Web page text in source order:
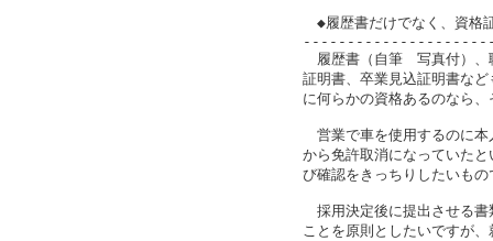
◆履歴書だけでなく、資格
履歴書（自筆　写真付）、
証明書、卒業見込証明書な
に何らかの資格あるのなら
営業で車を使用するのに本
から免許取消になっていた
び確認をきっちりしたいもの
採用決定後に提出させる書
ことを原則としたいですが